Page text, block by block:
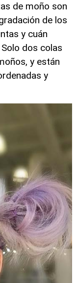
de moño son
de los
y cuán
dos colas
y están
y